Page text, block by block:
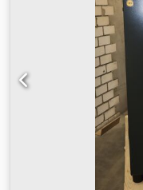
filtra/ulja/uljnog filtra:
načini rada:
opterećenja
pokretanje: da
uključivanje/
stavki): 20 Upravljanje
Glavna funkcija
opterećenja): ne
uređaja na
osvijetljen Dostupan u